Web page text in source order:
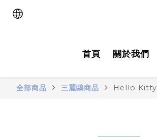
首頁 關於我們
全部商品 三麗鷗商品 Hello Kitty